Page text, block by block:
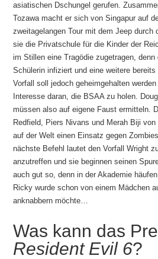
asiatischen Dschungel gerufen.
Tozawa macht er sich von Singapur auf
zweitagelangen Tour mit dem Jeep durch
sie die Privatschule für die Kinder der
im Stillen eine Tragödie zugetragen,
Schülerin infiziert und eine weitere
Vorfall soll jedoch geheimgehalten
Interesse daran, die BSAA zu holen.
müssen also auf eigene Faust ermitteln.
Redfield, Piers Nivans und Merah Biji
auf der Welt einen Einsatz gegen
nächste Befehl lautet den Vorfall Wright
anzutreffen und sie beginnen seinen
auch gut so, denn in der Akademie
Ricky wurde schon von einem Mädchen
anknabbern möchte…
Was kann das
Resident Evil 6?